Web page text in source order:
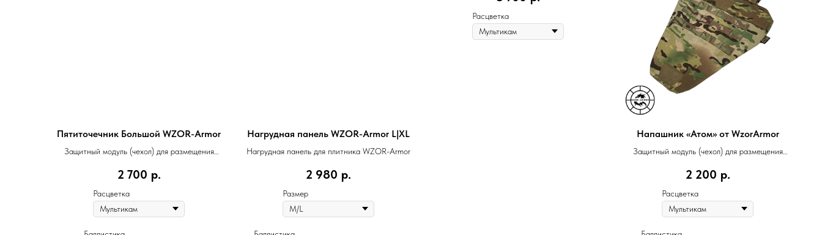
Пятиточечник Большой WZOR-Armor
Защитный модуль (чехол) для размещения
2 700 р.
Расцветка
Нагрудная панель WZOR-Armor L|XL
Нагрудная панель для плитника WZOR-Armor
2 980 р.
Размер
Расцветка
Напашник «Атом» от WzorArmor
Защитный модуль (чехол) для размещения
2 200 р.
Расцветка